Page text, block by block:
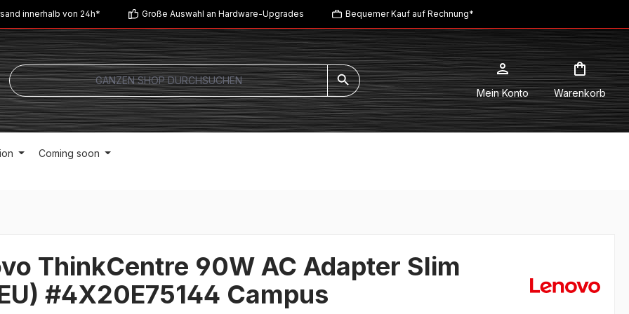
innerhalb von 24h* Große Auswahl an Hardware-Upgrades Bequemer Kauf auf Rechnung*
Mein Konto Warenkorb
Coming soon
ThinkCentre 90W AC Adapter Slim
#4X20E75144 Campus